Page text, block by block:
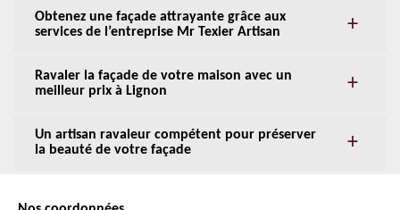
Obtenez une façade attrayante grâce aux
services de l’entreprise Mr Texier Artisan
Ravaler la façade de votre maison avec un
meilleur prix à Lignon
Un artisan ravaleur compétent pour préserver
la beauté de votre façade